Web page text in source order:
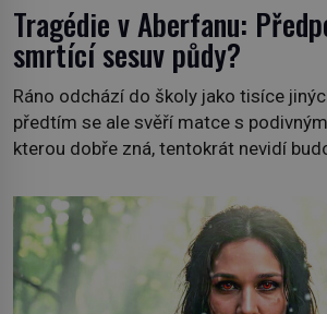
Tragédie v Aberfanu:
smrtící sesuv půdy?
Ráno odchází do školy jako tisíce
předtím se ale svěří matce s
kterou dobře zná, tentokrát nevidí
později je mrtvá. Mohla devítiletá
osud? Dne 21. října 1966 se velšská